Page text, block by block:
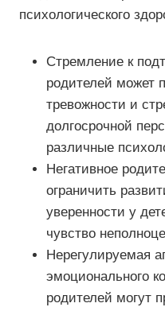
психологического
Стремление к
родителей может
тревожности и
долгосрочной
различные
Негативное
ограничить
уверенности у
чувство
Нерегулируемая
эмоционального
родителей могут